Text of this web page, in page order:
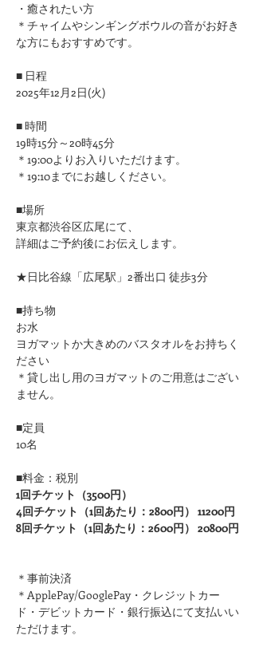
​・癒されたい方
＊チャイムやシンギングボウルの音がお好き
な方にもおすすめです。
■ 日程
2025年12月2日(火)
■ 時間
19時15分～20時45分
＊19:00よりお入りいただけます。
＊19:10までにお越しください。
■場所
東京都渋谷区広尾にて、
詳細はご予約後にお伝えします。
★日比谷線「広尾駅」2番出口 徒歩3分
■持ち物
お水
ヨガマットか大きめのバスタオルをお持ちく
ださい
＊貸し出し用のヨガマットのご用意はござい
ません。
■定員
10名
■料金：税別
1回チケット（3500円）
4回チケット（1回あたり：2800円） 11200円
8回チケット（1回あたり：2600円） 20800円
＊事前決済
＊ApplePay/GooglePay・クレジットカー
ド・デビットカード・銀行振込にて支払いい
ただけます。